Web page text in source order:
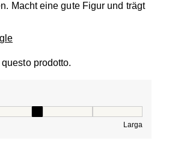
Macht eine gute Figur und trägt
prodotto.
Larga